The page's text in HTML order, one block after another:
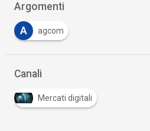
Argomenti
A agcom
Canali
Mercati digitali